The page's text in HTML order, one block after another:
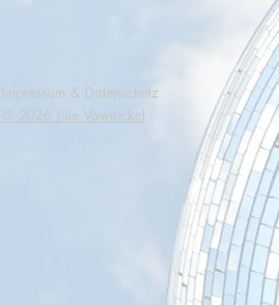
Impressum & Datenschutz
​© 2026 Jule Vowinckel